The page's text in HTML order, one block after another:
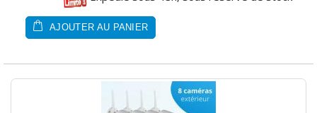
AJOUTER AU PANIER